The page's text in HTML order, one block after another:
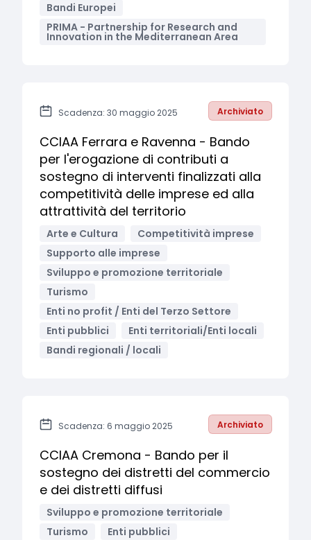
Bandi Europei
PRIMA - Partnership for Research and
Innovation in the Mediterranean Area
Scadenza: 30 maggio 2025 Archiviato
CCIAA Ferrara e Ravenna - Bando
per l'erogazione di contributi a
sostegno di interventi finalizzati alla
competitività delle imprese ed alla
attrattività del territorio
Arte e Cultura
Competitività imprese
Supporto alle imprese
Sviluppo e promozione territoriale
Turismo
Enti no profit / Enti del Terzo Settore
Enti pubblici
Enti territoriali/Enti locali
Bandi regionali / locali
Scadenza: 6 maggio 2025 Archiviato
CCIAA Cremona - Bando per il
sostegno dei distretti del commercio
e dei distretti diffusi
Sviluppo e promozione territoriale
Turismo
Enti pubblici